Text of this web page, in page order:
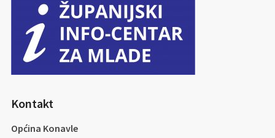
Kontakt
Općina Konavle